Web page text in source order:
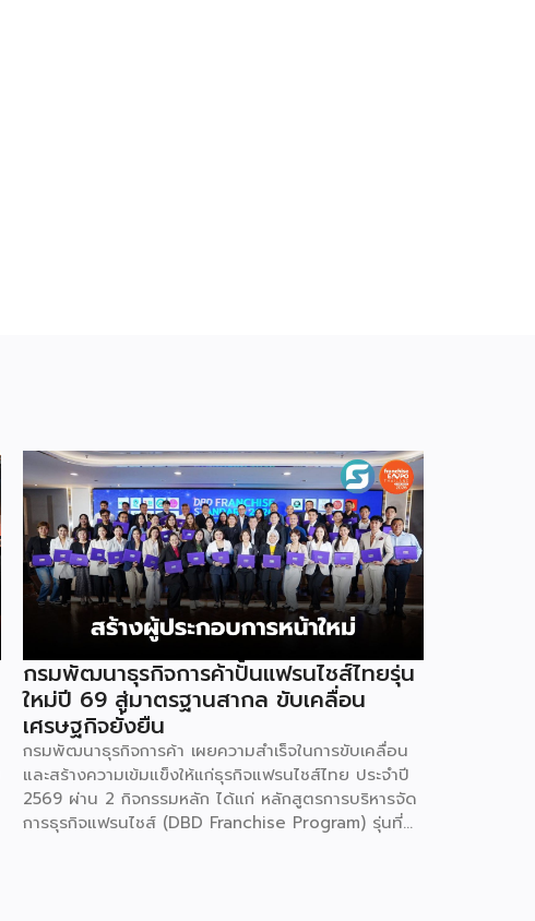
กรมพัฒนาธุรกิจการค้าปั้นแฟรนไชส์ไทยรุ่น
ใหม่ปี 69 สู่มาตรฐานสากล ขับเคลื่อน
เศรษฐกิจยั่งยืน
กรมพัฒนาธุรกิจการค้า เผยความสำเร็จในการขับเคลื่อน
และสร้างความเข้มแข็งให้แก่ธุรกิจแฟรนไชส์ไทย ประจำปี
2569 ผ่าน 2 กิจกรรมหลัก ได้แก่ หลักสูตรการบริหารจัด
การธุรกิจแฟรนไชส์ (DBD Franchise Program) รุ่นที่